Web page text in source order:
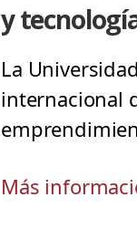
y
La
internacional
Más